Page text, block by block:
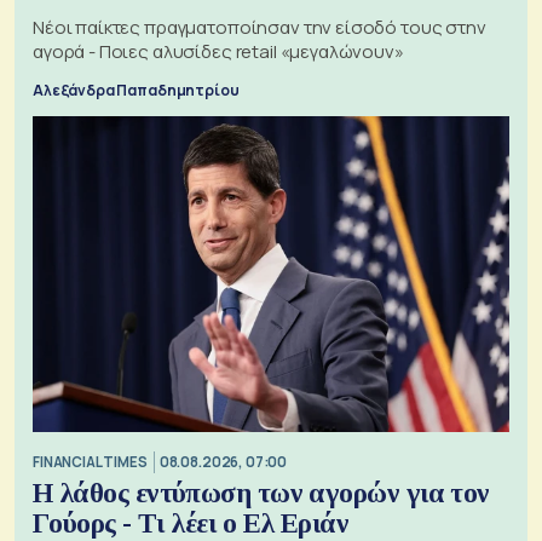
Νέοι παίκτες πραγματοποίησαν την είσοδό τους στην
αγορά - Ποιες αλυσίδες retail «μεγαλώνουν»
Αλεξάνδρα Παπαδημητρίου
FINANCIAL TIMES 08.08.2026, 07:00
Η λάθος εντύπωση των αγορών για τον
Γούορς - Τι λέει ο Ελ Εριάν